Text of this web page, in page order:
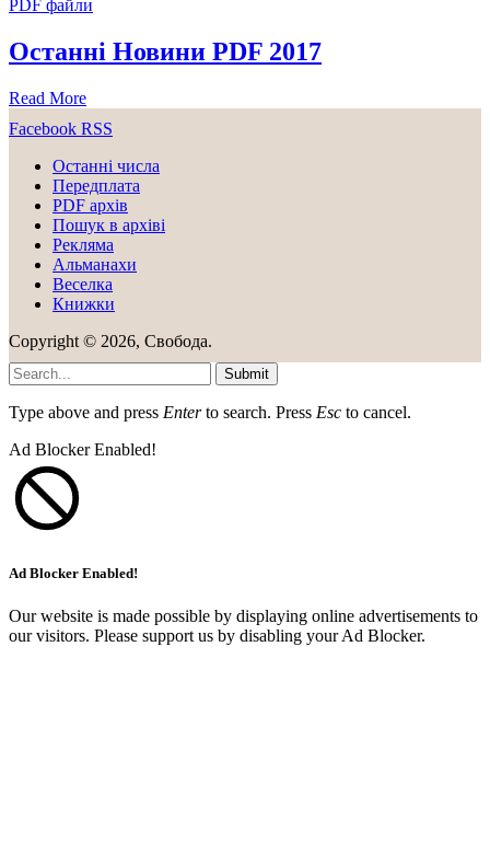
PDF файли
Останні Новини PDF 2017
Read More
Facebook RSS
Останні числа
Передплата
PDF aрхів
Пошук в архіві
Рекляма
Альманахи
Веселка
Книжки
Copyright © 2026, Свобода.
Submit
Type above and press Enterto search. Press Esc to cancel.
Ad Blocker Enabled!
Ad Blocker Enabled!
Our website is made possible by displaying online advertisements to
our visitors. Please support us by disabling your Ad Blocker.